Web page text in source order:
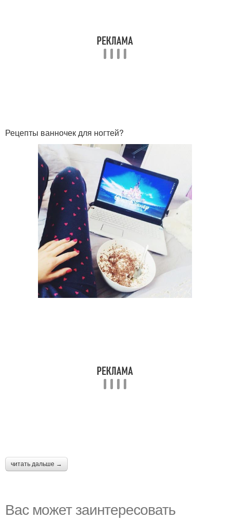
Рецепты ванночек для ногтей?
читать дальше →
Вас может заинтересовать